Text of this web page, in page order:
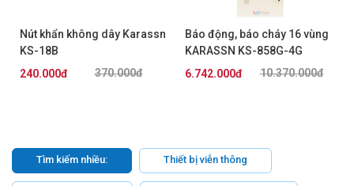
Nút khẩn không dây Karassn
KS-18B
370.000đ
240.000đ
Báo động, báo cháy 16 vùng
KARASSN KS-858G-4G
10.370.000đ
6.742.000đ
Tìm kiếm nhiều: Thiết bị viễn thông